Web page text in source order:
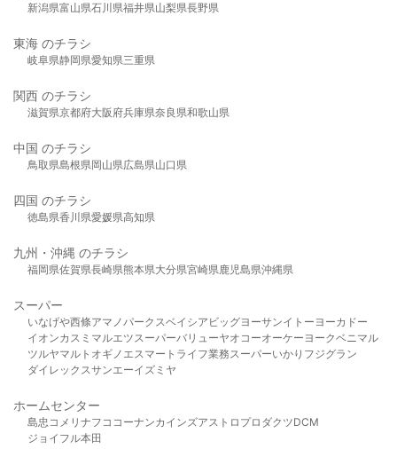
新潟県富山県石川県福井県山梨県長野県
東海 のチラシ
岐阜県静岡県愛知県三重県
関西 のチラシ
滋賀県京都府大阪府兵庫県奈良県和歌山県
中国 のチラシ
鳥取県島根県岡山県広島県山口県
四国 のチラシ
徳島県香川県愛媛県高知県
九州・沖縄 のチラシ
福岡県佐賀県長崎県熊本県大分県宮崎県鹿児島県沖縄県
スーパー
いなげや西條アマノパークスベイシア ビッグヨーサンイトーヨーカドー
イオンカスミ マルエツスーパーバリューヤオコーオーケー ヨークベニマル
ツルヤマルト オギノ エスマート ライフ業務スーパーいかり フジグラン
ダイレックスサンエーイズミヤ
ホームセンター
島忠 コメリ ナフコ コーナンカインズアストロプロダクツDCM
ジョイフル本田